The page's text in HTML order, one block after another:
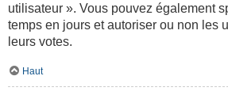
utilisateur ». Vous pouvez également
temps en jours et autoriser ou non les
leurs votes.
Haut